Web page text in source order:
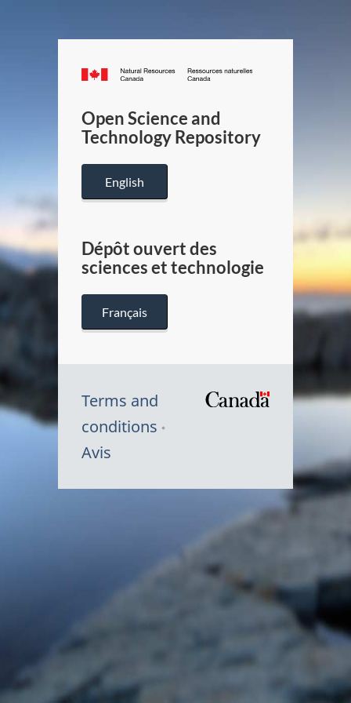
Canada.ca
/
Canada
Open Science and
Technology Repository
English
Dépôt ouvert des
sciences et technologie
Français
Terms and
conditions
Avis
du